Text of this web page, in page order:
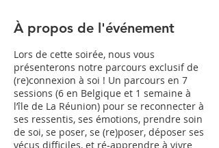
À propos de l'événement
Lors de cette soirée, nous vous
présenterons notre parcours exclusif de
(re)connexion à soi ! Un parcours en 7
sessions (6 en Belgique et 1 semaine à
l’île de La Réunion) pour se reconnecter à
ses ressentis, ses émotions, prendre soin
de soi, se poser, se (re)poser, déposer ses
vécus difficiles, et ré-apprendre à vivre